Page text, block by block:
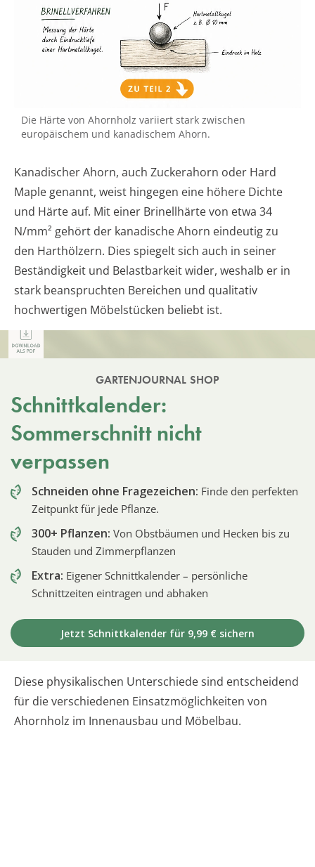
Die Härte von Ahornholz variiert stark zwischen
europäischem und kanadischem Ahorn.
Kanadischer Ahorn, auch Zuckerahorn oder Hard
Maple genannt, weist hingegen eine höhere Dichte
und Härte auf. Mit einer Brinellhärte von etwa 34
N/mm² gehört der kanadische Ahorn eindeutig zu
den Harthölzern. Dies spiegelt sich auch in seiner
Beständigkeit und Belastbarkeit wider, weshalb er in
stark beanspruchten Bereichen und qualitativ
hochwertigen Möbelstücken beliebt ist.
GARTENJOURNAL SHOP
Schnittkalender:
Sommerschnitt nicht
verpassen
Schneiden ohne Fragezeichen: Finde den perfekten
Zeitpunkt für jede Pflanze.
300+ Pflanzen: Von Obstbäumen und Hecken bis zu
Stauden und Zimmerpflanzen
Extra: Eigener Schnittkalender – persönliche
Schnittzeiten eintragen und abhaken
Jetzt Schnittkalender für 9,99 € sichern
Diese physikalischen Unterschiede sind entscheidend
für die verschiedenen Einsatzmöglichkeiten von
Ahornholz im Innenausbau und Möbelbau.